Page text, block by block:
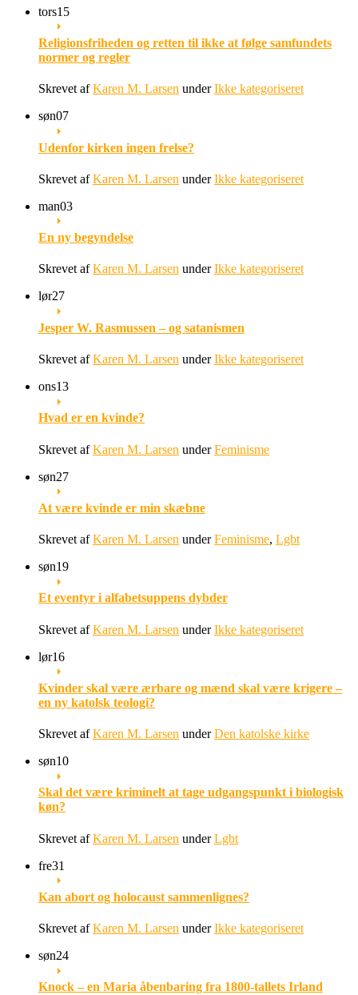
tors15
Religionsfriheden og retten til ikke at følge samfundets
normer og regler
Skrevet afKaren M. Larsen underIkke kategoriseret
søn07
Udenfor kirken ingen frelse?
Skrevet afKaren M. Larsen underIkke kategoriseret
man03
En ny begyndelse
Skrevet afKaren M. Larsen underIkke kategoriseret
lør27
Jesper W. Rasmussen – og satanismen
Skrevet afKaren M. Larsen underIkke kategoriseret
ons13
Hvad er en kvinde?
Skrevet afKaren M. Larsen underFeminisme
søn27
At være kvinde er min skæbne
Skrevet afKaren M. Larsen underFeminisme, Lgbt
søn19
Et eventyr i alfabetsuppens dybder
Skrevet afKaren M. Larsen underIkke kategoriseret
lør16
Kvinder skal være ærbare og mænd skal være krigere –
en ny katolsk teologi?
Skrevet afKaren M. Larsen underDen katolske kirke
søn10
Skal det være kriminelt at tage udgangspunkt i biologisk
køn?
Skrevet afKaren M. Larsen underLgbt
fre31
Kan abort og holocaust sammenlignes?
Skrevet afKaren M. Larsen underIkke kategoriseret
søn24
Knock – en Maria åbenbaring fra 1800-tallets Irland